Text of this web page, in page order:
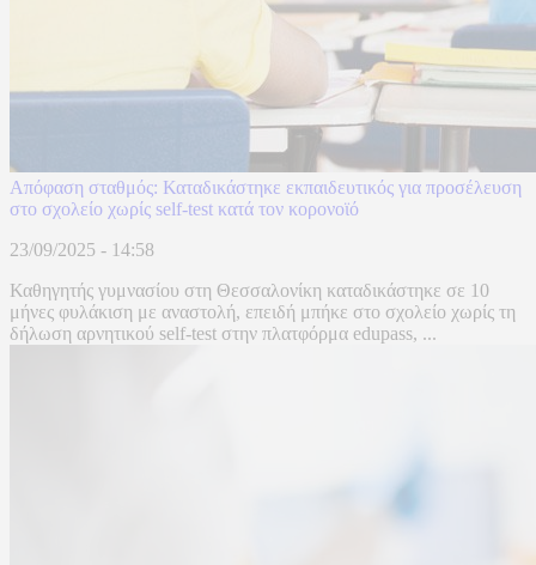
Απόφαση σταθμός: Καταδικάστηκε εκπαιδευτικός για προσέλευση
στο σχολείο χωρίς self-test κατά τον κορονοϊό
23/09/2025 - 14:58
Καθηγητής γυμνασίου στη Θεσσαλονίκη καταδικάστηκε σε 10
μήνες φυλάκιση με αναστολή, επειδή μπήκε στο σχολείο χωρίς τη
δήλωση αρνητικού self-test στην πλατφόρμα edupass, ...